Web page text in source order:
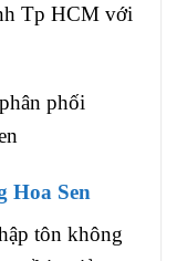
Tp HCM với
phối
Hoa Sen
tôn không